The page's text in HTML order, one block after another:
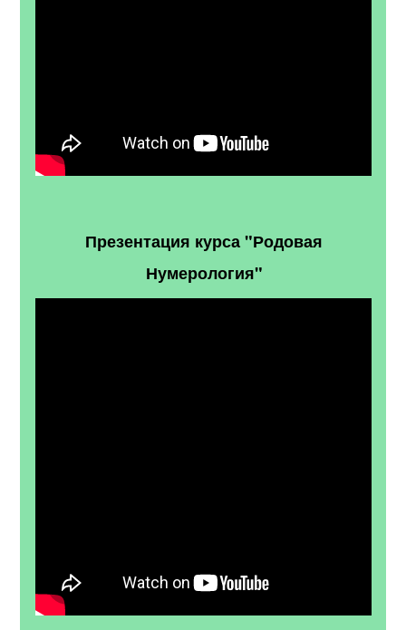
Презентация курса "Родовая
Нумерология"